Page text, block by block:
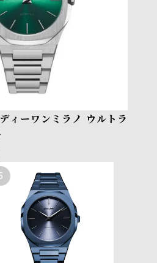
ィーワンミラノ ウルトラ